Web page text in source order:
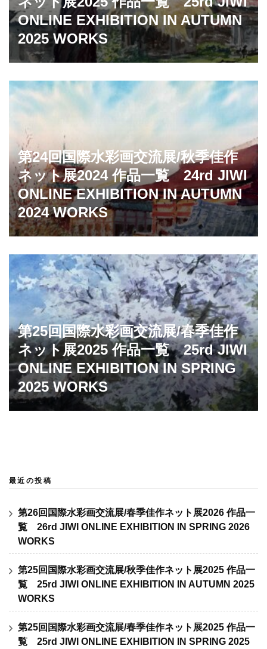
ONLINE EXHIBITION IN AUTUMN
2025 WORKS
第24回国際水彩画交流展/秋季佳作
ネット展2024 作品一覧 24rd JIWI
ONLINE EXHIBITION IN AUTUMN
2024 WORKS
第25回国際水彩画交流展/春季佳作
ネット展2025 作品一覧 25rd JIWI
ONLINE EXHIBITION IN SPRING
2025 WORKS
最近の投稿
第26回国際水彩画交流展/春季佳作ネット展2026 作品一
覧 26rd JIWI ONLINE EXHIBITION IN SPRING 2026
WORKS
第25回国際水彩画交流展/秋季佳作ネット展2025 作品一
覧 25rd JIWI ONLINE EXHIBITION IN AUTUMN 2025
WORKS
第25回国際水彩画交流展/春季佳作ネット展2025 作品一
覧 25rd JIWI ONLINE EXHIBITION IN SPRING 2025